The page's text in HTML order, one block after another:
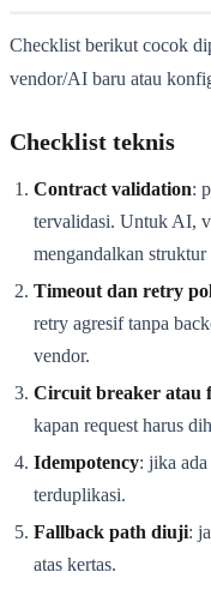
Checklist berikut cocok
vendor/AI baru atau
Checklist teknis
Contract validation:
tervalidasi. Untuk AI,
mengandalkan struktur
Timeout dan retry
retry agresif tanpa
vendor.
Circuit breaker atau
kapan request harus
Idempotency: jika
terduplikasi.
Fallback path diuji:
atas kertas.